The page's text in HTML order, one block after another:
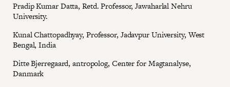
Pradip Kumar Datta, Retd. Professor, Jawaharlal Nehru
University.
Kunal Chattopadhyay, Professor, Jadavpur University, West
Bengal, India
Ditte Bjerregaard, antropolog, Center for Magtanalyse,
Danmark